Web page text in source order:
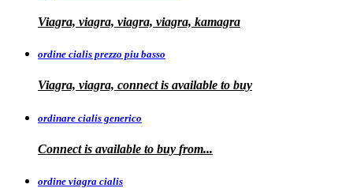
Viagra, viagra, viagra, viagra, kamagra
ordine cialis prezzo piu basso
Viagra, viagra, connect is available to buy
ordinare cialis generico
Connect is available to buy from...
ordine viagra cialis